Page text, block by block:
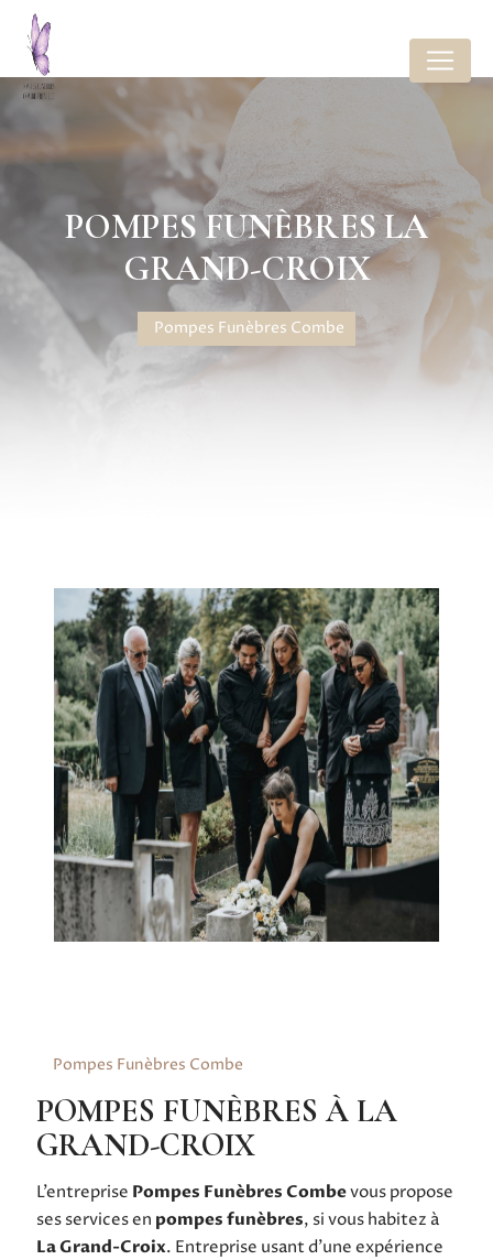
POMPES FUNÈBRES LA
GRAND-CROIX
Pompes Funèbres Combe
Pompes Funèbres Combe
POMPES FUNÈBRES À LA
GRAND-CROIX
L’entreprise Pompes Funèbres Combevous propose
ses services en pompes funèbres, si vous habitez à
La Grand-Croix. Entreprise usant d’une expérience
Panneau de gestion des cookies